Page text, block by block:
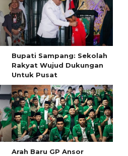
Bupati Sampang: Sekolah
Rakyat Wujud Dukungan
Untuk Pusat
Arah Baru GP Ansor